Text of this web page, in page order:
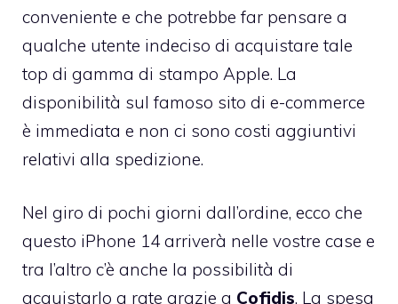
conveniente e che potrebbe far pensare a
qualche utente indeciso di acquistare tale
top di gamma di stampo Apple. La
disponibilità sul famoso sito di e-commerce
è immediata e non ci sono costi aggiuntivi
relativi alla spedizione.
Nel giro di pochi giorni dall’ordine, ecco che
questo iPhone 14 arriverà nelle vostre case e
tra l’altro c’è anche la possibilità di
acquistarlo a rate grazie a Cofidis. La spesa